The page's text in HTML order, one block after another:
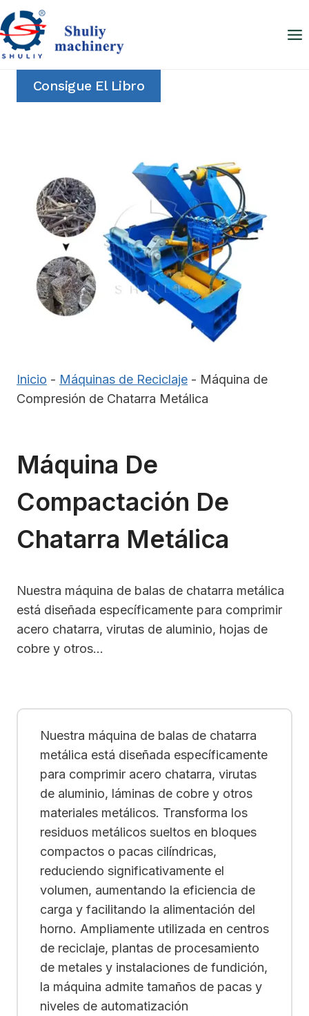
Saltar
al
contenido
Consigue El Libro
Inicio - Máquinas de Reciclaje - Máquina de
Compresión de Chatarra Metálica
Máquina De
Compactación De
Chatarra Metálica
Nuestra máquina de balas de chatarra metálica
está diseñada específicamente para comprimir
acero chatarra, virutas de aluminio, hojas de
cobre y otros...
Nuestra máquina de balas de chatarra
metálica está diseñada específicamente
para comprimir acero chatarra, virutas
de aluminio, láminas de cobre y otros
materiales metálicos. Transforma los
residuos metálicos sueltos en bloques
compactos o pacas cilíndricas,
reduciendo significativamente el
volumen, aumentando la eficiencia de
carga y facilitando la alimentación del
horno. Ampliamente utilizada en centros
de reciclaje, plantas de procesamiento
de metales y instalaciones de fundición,
la máquina admite tamaños de pacas y
niveles de automatización